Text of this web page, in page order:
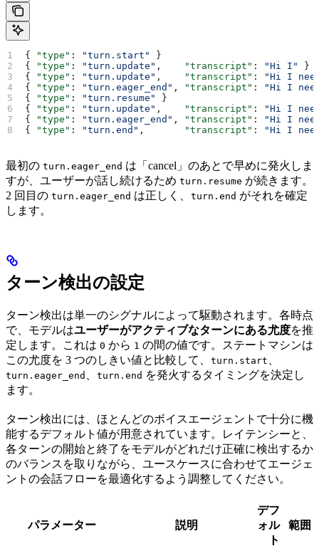
{ "type" : "turn.start"
}
{
"type" : "turn.update" , "transcript" : "Hi I"
}
{
"type" : "turn.update" , "transcript" :
"Hi I
{
"type" : "turn.eager_end" , "transcript" :
"Hi I
{
"type" : "turn.resume"
}
{
"type" : "turn.update" , "transcript" :
"Hi I
{
"type" : "turn.eager_end" , "transcript" :
"Hi I
{
"type" : "turn.end" , "transcript" : "Hi I
最初の turn.eager_end は「cancel」のあとで早めに発火しま
すが、ユーザーが話し続けるため turn.resume が続きます。
2 回目の turn.eager_end は正しく、 turn.end がそれを確定
します。
ターン検出の設定
ターン検出は単一のシグナルによって駆動されます。各時点
で、モデルはユーザーがアクティブなターンにある尤度を推
定します。これは 0 から 1 の間の値です。ステートマシンは
この尤度を 3 つのしきい値と比較して、 turn.start
turn.eager_end turn.end を発火するタイミングを決定し
ます。
ターン検出には、ほとんどのボイスエージェントで十分に機
能するデフォルト値が用意されています。レイテンシーと、
各ターンの開始と終了をモデルがどれだけ正確に検出するか
のバランスを取りながら、ユースケースに合わせてエージェ
ントの会話フローを最適化するよう調整してください。
パラメーター 説明
デフ
ォル
ト
範囲